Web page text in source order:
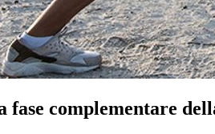
complementare